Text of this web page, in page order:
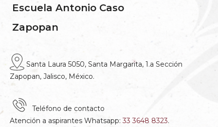
Escuela Antonio Caso
Zapopan
Santa Laura 5050, Santa Margarita, 1.a Sección
Zapopan, Jalisco, México.
Teléfono de contacto
Atención a aspirantes Whatsapp:33 3648 8323.